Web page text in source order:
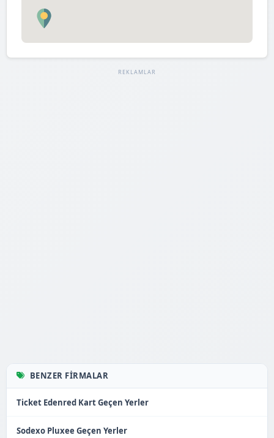
REKLAMLAR
BENZER FIRMALAR
Ticket Edenred Kart Geçen Yerler
Sodexo Pluxee Geçen Yerler